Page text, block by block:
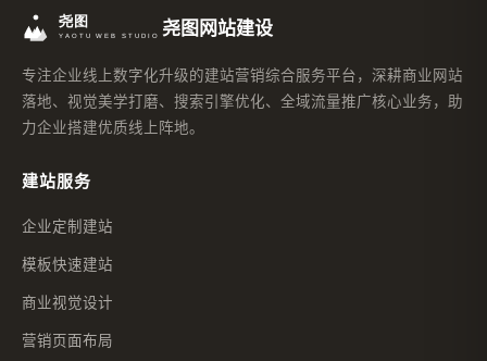
尧图网站建设
专注企业线上数字化升级的建站营销综合服务平台，深耕商业网站
落地、视觉美学打磨、搜索引擎优化、全域流量推广核心业务，助
力企业搭建优质线上阵地。
建站服务
企业定制建站
模板快速建站
商业视觉设计
营销页面布局